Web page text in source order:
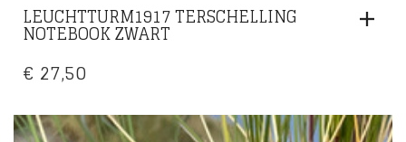
LEUCHTTURM1917 TERSCHELLING
NOTEBOOK ZWART
€ 27,50